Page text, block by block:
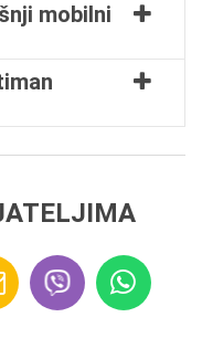
mobilni